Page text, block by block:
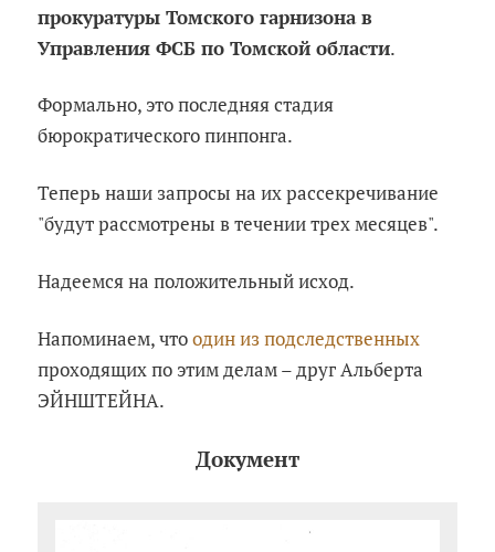
прокуратуры Томского гарнизона в
Управления ФСБ по Томской области.
Формально, это последняя стадия
бюрократического пинпонга.
Теперь наши запросы на их рассекречивание
"будут рассмотрены в течении трех месяцев".
Надеемся на положительный исход.
Напоминаем, чтоодин из подследственных
проходящих по этим делам – друг Альберта
ЭЙНШТЕЙНА.
Документ